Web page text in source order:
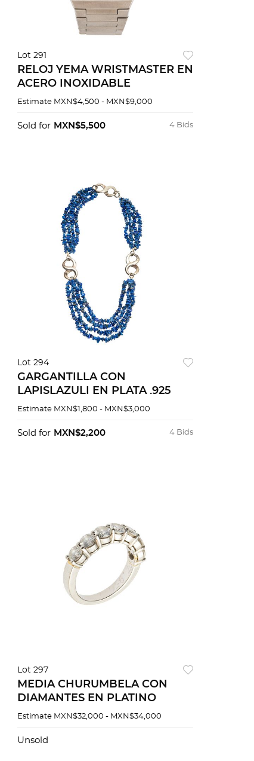
Lot 291
RELOJ YEMA WRISTMASTER EN
ACERO INOXIDABLE
Estimate MXN$4,500 - MXN$9,000
4 Bids
Sold for MXN$5,500
Lot 294
GARGANTILLA CON
LAPISLAZULI EN PLATA .925
Estimate MXN$1,800 - MXN$3,000
4 Bids
Sold for MXN$2,200
Lot 297
MEDIA CHURUMBELA CON
DIAMANTES EN PLATINO
Estimate MXN$32,000 - MXN$34,000
Unsold